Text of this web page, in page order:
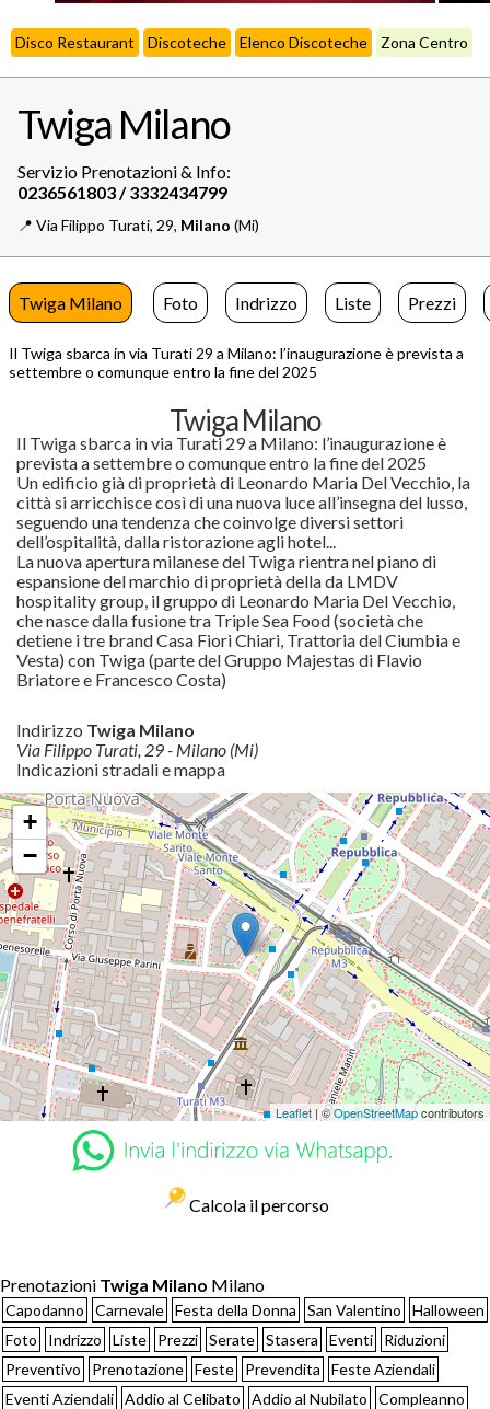
Disco Restaurant Discoteche Elenco Discoteche Zona Centro
Twiga Milano
Servizio Prenotazioni & Info:
📍️ Via Filippo Turati, 29, Milano (Mi)
Twiga Milano Foto Indrizzo Liste Prezzi
Il Twiga sbarca in via Turati 29 a Milano: l’inaugurazione è prevista a
settembre o comunque entro la fine del 2025
Twiga Milano
Il Twiga sbarca in via Turati 29 a Milano: l’inaugurazione è
prevista a settembre o comunque entro la fine del 2025
Un edificio già di proprietà di Leonardo Maria Del Vecchio, la
città si arricchisce così di una nuova luce all’insegna del lusso,
seguendo una tendenza che coinvolge diversi settori
dell’ospitalità, dalla ristorazione agli hotel...
La nuova apertura milanese del Twiga rientra nel piano di
espansione del marchio di proprietà della da LMDV
hospitality group, il gruppo di Leonardo Maria Del Vecchio,
che nasce dalla fusione tra Triple Sea Food (società che
detiene i tre brand Casa Fiori Chiari, Trattoria del Ciumbia e
Vesta) con Twiga (parte del Gruppo Majestas di Flavio
Briatore e Francesco Costa)
Indirizzo Twiga Milano
Via Filippo Turati, 29 - Milano (Mi)
Indicazioni stradali e mappa
+
−
Leaflet | ©OpenStreetMapcontributors
Calcola il percorso
Prenotazioni Twiga Milano Milano
Capodanno Carnevale Festa della Donna San Valentino
Halloween
Foto
Indrizzo Liste Prezzi Serate Stasera Eventi
Riduzioni
Preventivo
Prenotazione Feste Prevendita
Feste Aziendali
Eventi Aziendali Addio al Celibato Addio al Nubilato
Compleanno